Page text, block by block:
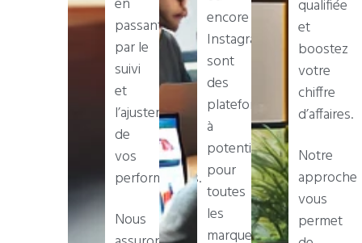
passant
par le
suivi
et
l’ajustement
de
vos
performances.
Nous
encore
Instagram
sont
des
plateformes
à
potentiel
pour
toutes
les
marques.
qualifiée
et
boostez
votre
chiffre
d’affaires.
Notre
approche
vous
permet